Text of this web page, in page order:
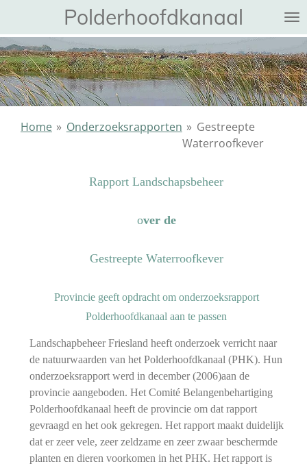
naar
de
hoofdinhoud
Polderhoofdkanaal
Home » Onderzoeksrapporten » Gestreepte
Waterroofkever
Rapport Landschapsbeheer
over de
Gestreepte Waterroofkever
Provincie geeft opdracht om onderzoeksrapport
Polderhoofdkanaal aan te passen
Landschapbeheer Friesland heeft onderzoek verricht naar
de natuurwaarden van het Polderhoofdkanaal (PHK). Hun
onderzoeksrapport werd in december (2006)aan de
provincie aangeboden. Het Comité Belangenbehartiging
Polderhoofdkanaal heeft de provincie om dat rapport
gevraagd en het ook gekregen. Het rapport maakt duidelijk
dat er zeer vele, zeer zeldzame en zeer zwaar beschermde
planten en dieren voorkomen in het PHK. Het rapport is